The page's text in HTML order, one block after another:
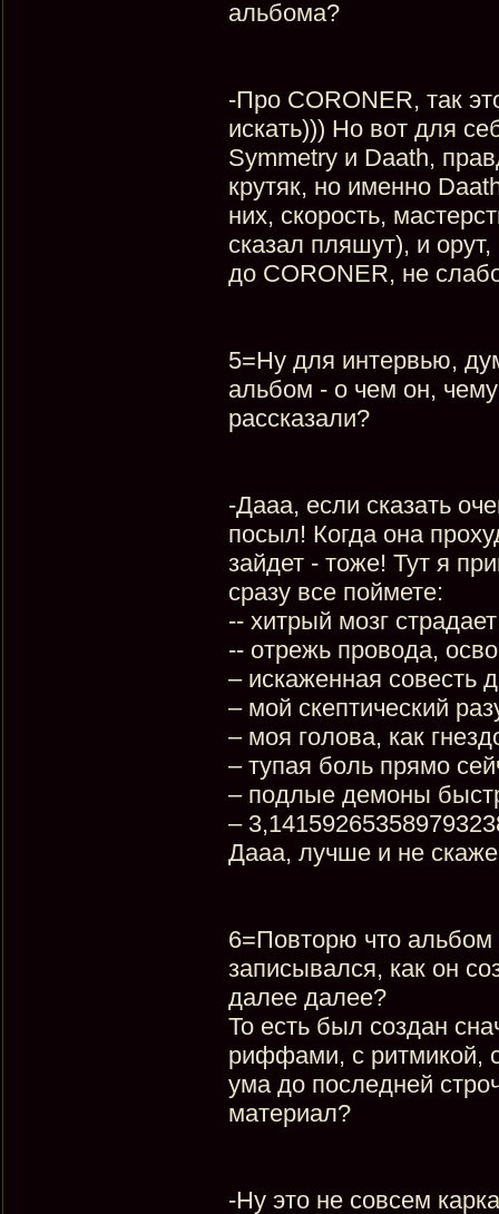
альбома?
-Про CORONER, так
искать))) Но вот для
Symmetry и Daath,
крутяк, но именно
них, скорость,
сказал пляшут), и
до CORONER, не
5=Ну для интервью,
альбом - о чем он,
рассказали?
-Дааа, если сказать
посыл! Когда она
зайдет - тоже! Тут я
сразу все поймете:
-- хитрый мозг
-- отрежь провода,
– искаженная совесть
– мой скептический
– моя голова, как
– тупая боль прямо
– подлые демоны
–
Дааа, лучше и не
6=Повторю что
записывался, как он
далее далее?
То есть был создан
риффами, с ритмикой,
ума до последней
материал?
-Ну это не совсем